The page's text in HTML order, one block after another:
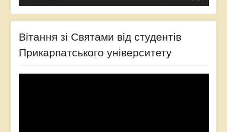
Вітання зі Святами від студентів
Прикарпатського університету